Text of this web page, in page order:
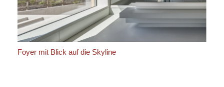
Foyer mit Blick auf die Skyline